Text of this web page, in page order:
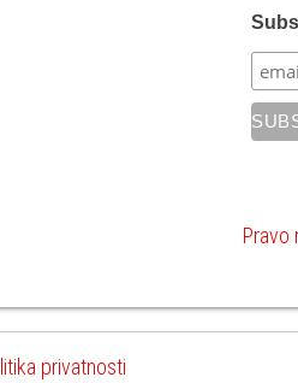
Pravo
privatnosti